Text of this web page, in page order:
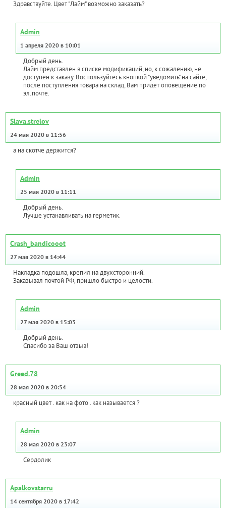
Здравствуйте. Цвет "Лайм" возможно заказать?
Admin
1 апреля 2020 в 10:01
Добрый день.
Лайм представлен в списке модификаций, но, к сожалению, не
доступен к заказу. Воспользуйтесь кнопкой "уведомить" на сайте,
после поступления товара на склад, Вам придет оповещение по
эл.почте.
Slava.strelov
24 мая 2020 в 11:56
а на скотче держится?
Admin
25 мая 2020 в 11:11
Добрый день.
Лучше устанавливать на герметик.
Crash_bandicooot
27 мая 2020 в 14:44
Накладка подошла, крепил на двухсторонний.
Заказывал почтой РФ, пришло быстро и целости.
Admin
27 мая 2020 в 15:03
Добрый день.
Спасибо за Ваш отзыв!
Greed.78
28 мая 2020 в 20:54
красный цвет . как на фото . как называется ?
Admin
28 мая 2020 в 23:07
Сердолик
Apalkovstarru
14 сентября 2020 в 17:42